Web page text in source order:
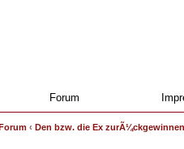
Forum
‹ Den bzw. die Ex zurÃ¼ckgewinnen